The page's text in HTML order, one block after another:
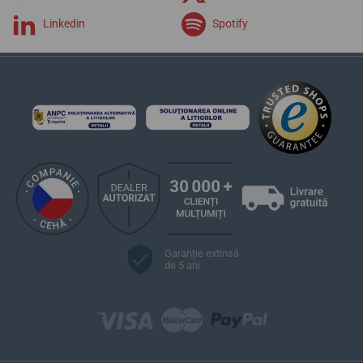
Linkedin Spotify
Garanție extinsă
de 5 ani